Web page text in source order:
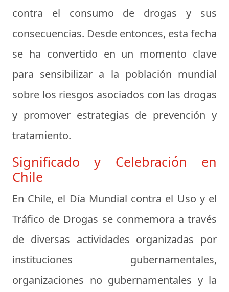
contra el consumo de drogas y sus
consecuencias. Desde entonces, esta fecha
se ha convertido en un momento clave
para sensibilizar a la población mundial
sobre los riesgos asociados con las drogas
y promover estrategias de prevención y
tratamiento.
Significado y Celebración en
Chile
En Chile, el Día Mundial contra el Uso y el
Tráfico de Drogas se conmemora a través
de diversas actividades organizadas por
instituciones gubernamentales,
organizaciones no gubernamentales y la